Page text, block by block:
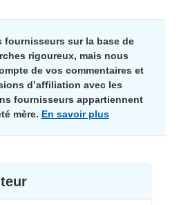
fournisseurs sur la base de
rigoureux, mais nous
de vos commentaires et
d’affiliation avec les
fournisseurs appartiennent
mère. En savoir plus